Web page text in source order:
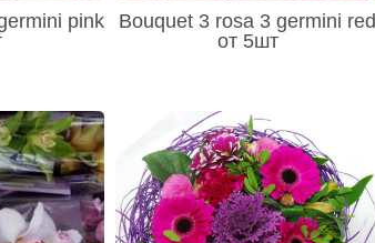
pink
Bouquet 3 rosa 3 germini red
от 5шт